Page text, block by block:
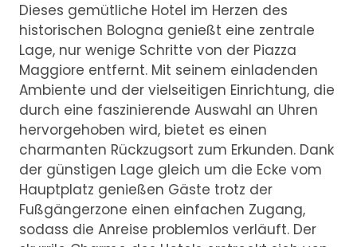
Dieses gemütliche Hotel im Herzen des
historischen Bologna genießt eine zentrale
Lage, nur wenige Schritte von der Piazza
Maggiore entfernt. Mit seinem einladenden
Ambiente und der vielseitigen Einrichtung, die
durch eine faszinierende Auswahl an Uhren
hervorgehoben wird, bietet es einen
charmanten Rückzugsort zum Erkunden. Dank
der günstigen Lage gleich um die Ecke vom
Hauptplatz genießen Gäste trotz der
Fußgängerzone einen einfachen Zugang,
sodass die Anreise problemlos verläuft. Der